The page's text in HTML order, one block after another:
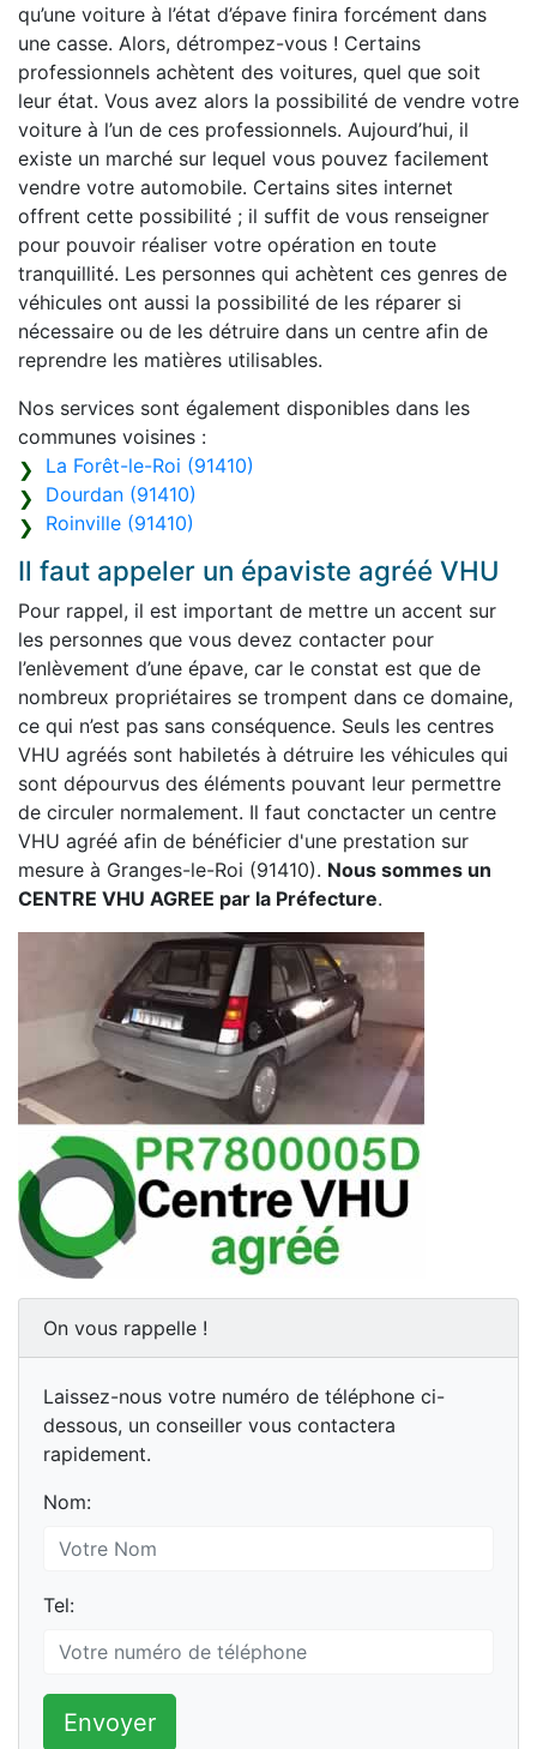
qu’une voiture à l’état d’épave finira forcément dans
une casse. Alors, détrompez-vous ! Certains
professionnels achètent des voitures, quel que soit
leur état. Vous avez alors la possibilité de vendre votre
voiture à l’un de ces professionnels. Aujourd’hui, il
existe un marché sur lequel vous pouvez facilement
vendre votre automobile. Certains sites internet
offrent cette possibilité ; il suffit de vous renseigner
pour pouvoir réaliser votre opération en toute
tranquillité. Les personnes qui achètent ces genres de
véhicules ont aussi la possibilité de les réparer si
nécessaire ou de les détruire dans un centre afin de
reprendre les matières utilisables.
Nos services sont également disponibles dans les
communes voisines :
La Forêt-le-Roi (91410)
Dourdan (91410)
Roinville (91410)
Il faut appeler un épaviste agréé VHU
Pour rappel, il est important de mettre un accent sur
les personnes que vous devez contacter pour
l’enlèvement d’une épave, car le constat est que de
nombreux propriétaires se trompent dans ce domaine,
ce qui n’est pas sans conséquence. Seuls les centres
VHU agréés sont habiletés à détruire les véhicules qui
sont dépourvus des éléments pouvant leur permettre
de circuler normalement. Il faut conctacter un centre
VHU agréé afin de bénéficier d'une prestation sur
mesure à Granges-le-Roi (91410). Nous sommes un
CENTRE VHU AGREE par la Préfecture.
On vous rappelle !
Laissez-nous votre numéro de téléphone ci-
dessous, un conseiller vous contactera
rapidement.
Nom:
Tel:
Envoyer